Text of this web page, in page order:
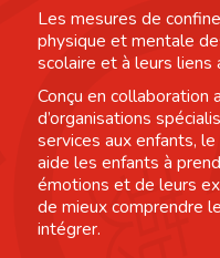
Les mesures de
physique et mentale
scolaire et à leurs liens
Conçu en collaboration
d’organisations
services aux enfants,
aide les enfants à
émotions et de leurs
de mieux comprendre
intégrer.